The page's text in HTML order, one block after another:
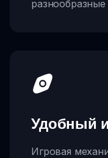
Удобный
Игровая